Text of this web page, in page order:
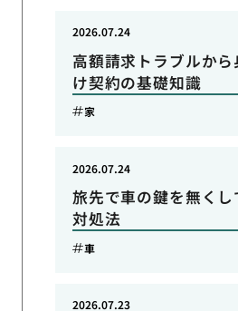
高額請求トラブルか
け契約の基礎知識
2026.07.24
家
旅先で車の鍵を無く
対処法
2026.07.24
車
2026.07.23